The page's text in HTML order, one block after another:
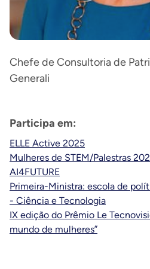
Chefe de Consultoria de
Generali
Participa em:
ELLE Active 2025
Mulheres de STEM/Palestras
AI4FUTURE
Primeira-Ministra: escola de
- Ciência e Tecnologia
IX edição do Prêmio Le
mundo de mulheres”